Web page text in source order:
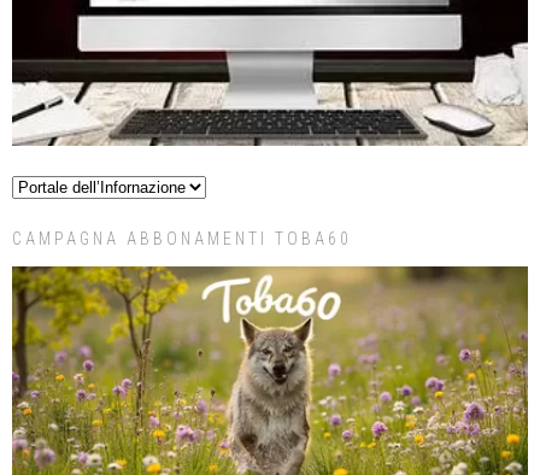
CAMPAGNA ABBONAMENTI TOBA60